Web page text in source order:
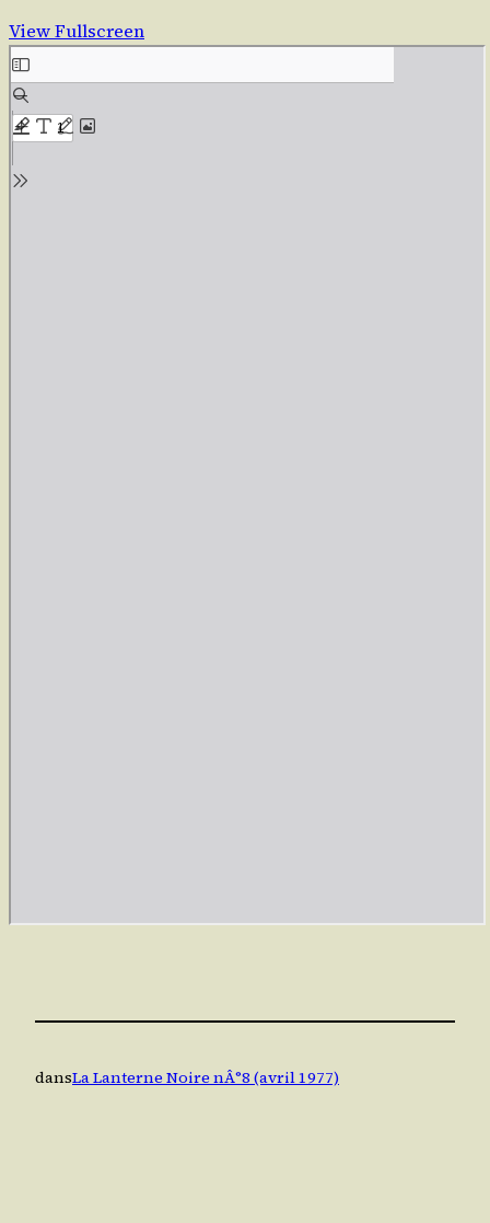
View Fullscreen
dansLa Lanterne Noire nÂ°8 (avril 1977)